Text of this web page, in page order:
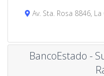
Av. Sta. Rosa 8846,
BancoEstado -